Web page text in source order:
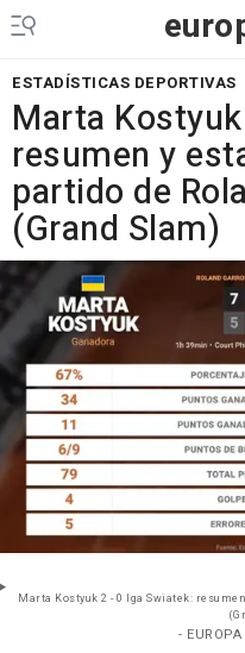
ESTADÍSTICAS DEPORTIVAS
Marta
resumen y
partido de
(Grand Slam)
Marta Kostyuk 2 - 0 Iga Swiatek:
-